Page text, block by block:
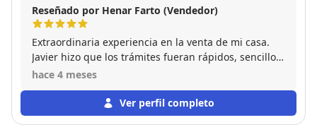
Reseñado por Henar Farto (Vendedor)
Extraordinaria experiencia en la venta de mi casa.
Javier hizo que los trámites fueran rápidos, sencillos
y siempre se mantuvo atento a todas las gestiones
amabilidad desde el primer día. Recomiendo 100%
poneros en sus manos para compraventas de casas
hace 4 meses
Ver perfil completo